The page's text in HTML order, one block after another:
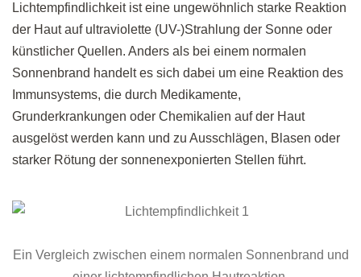
Lichtempfindlichkeit ist eine ungewöhnlich starke Reaktion
der Haut auf ultraviolette (UV-)Strahlung der Sonne oder
künstlicher Quellen. Anders als bei einem normalen
Sonnenbrand handelt es sich dabei um eine Reaktion des
Immunsystems, die durch Medikamente,
Grunderkrankungen oder Chemikalien auf der Haut
ausgelöst werden kann und zu Ausschlägen, Blasen oder
starker Rötung der sonnenexponierten Stellen führt.
Ein Vergleich zwischen einem normalen Sonnenbrand und